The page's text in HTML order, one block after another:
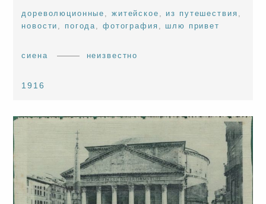
дореволюционные , житейское , из путешествия ,
новости , погода, фотография , шлю привет
сиена неизвестно
1916